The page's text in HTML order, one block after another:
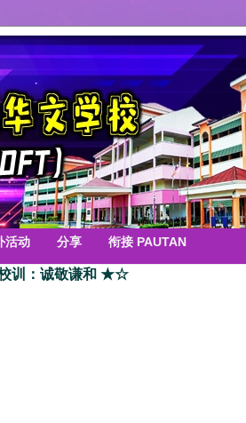
活动 分享 衔接 PAUTAN
训：诚敬谦和 ★☆